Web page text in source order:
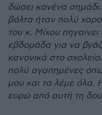
δώσει κανένα
βόλτα ήταν πολύ
του κ. Μίχου
εβδομάδα για να
κανονικά στο
πολύ αγαπημένες
μου και τα λέμε όλα.
ευρώ από αυτή τη